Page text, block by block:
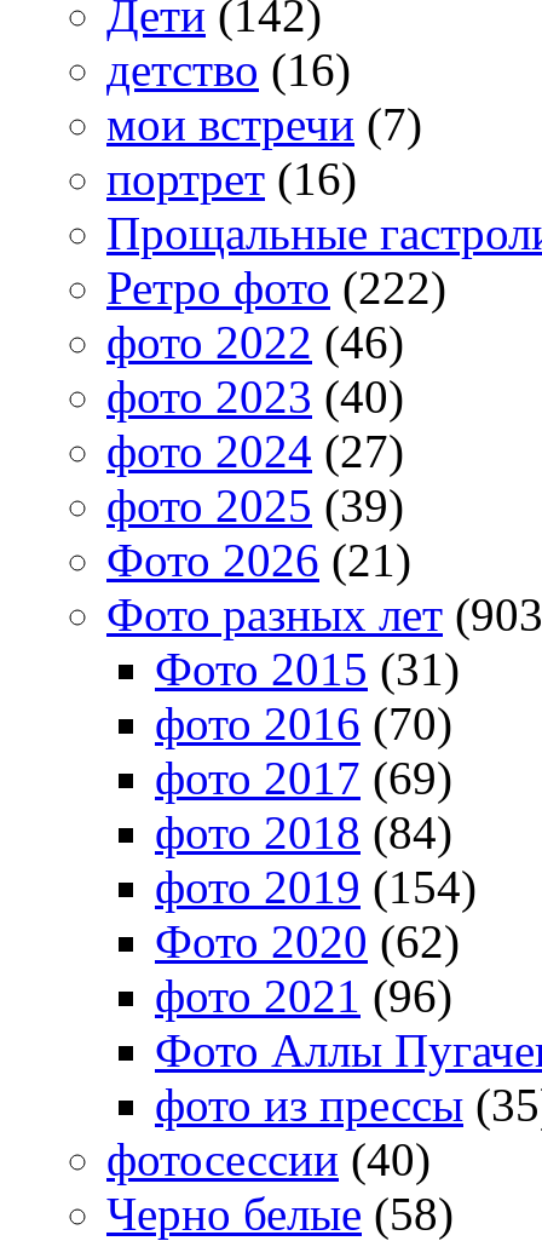
Дети (142)
детство (16)
мои встречи (7)
портрет (16)
Прощальные
Ретро фото (222)
фото 2022 (46)
фото 2023 (40)
фото 2024 (27)
фото 2025 (39)
Фото 2026 (21)
Фото разных лет
Фото 2015 (31)
фото 2016 (70)
фото 2017 (69)
фото 2018 (84)
фото 2019 (154)
Фото 2020 (62)
фото 2021 (96)
Фото Аллы
фото из прессы
фотосессии (40)
Черно белые (58)